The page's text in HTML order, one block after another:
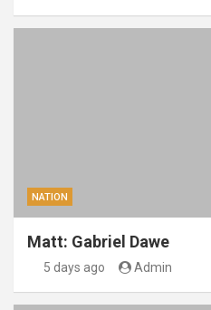
NATION
Matt: Gabriel Dawe
5 days ago Admin